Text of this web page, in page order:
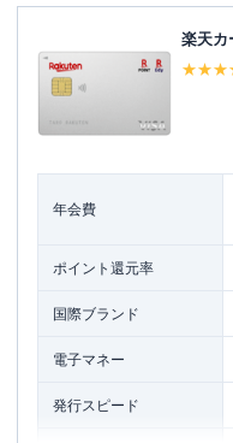
楽天カ
年会費
ポイント還元率
国際ブランド
電子マネー
発行スピード